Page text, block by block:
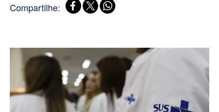
Compartilhe: